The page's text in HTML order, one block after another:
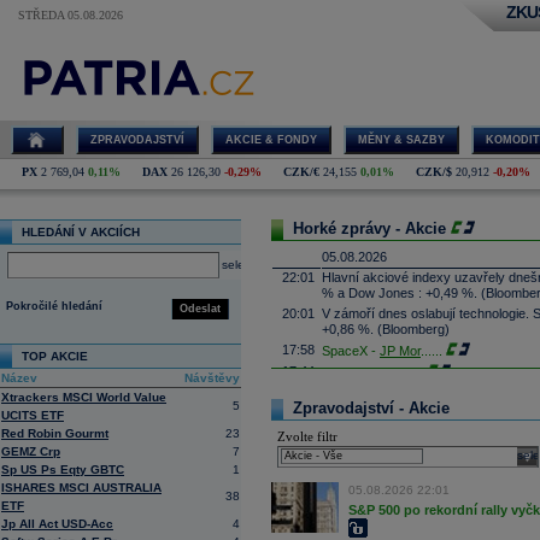
STŘEDA 05.08.2026
ZPRAVODAJSTVÍ AKCIE & FONDY MĚNY & SAZBY
PX 2 769,04 0,11% DAX 26 126,30 -0,29% CZK/€ 24,155 0,01% CZK/$ 20,912 -0,20%
HLEDÁNÍ V AKCIÍCH
select
Odeslat
Pokročilé hledání
TOP AKCIE
Název
Návštěvy
Xtrackers MSCI World Value
UCITS ETF
5
Red Robin Gourmt
23
GEMZ Crp
7
Sp US Ps Eqty GBTC
1
ISHARES MSCI AUSTRALIA
ETF
38
Jp All Act USD-Acc
4
Horké zprávy - Akcie
05.08.2026
22:01
Hlavní akciové indexy uzavřely
% a Dow Jones : +0,49 %.
20:01
V zámoří dnes oslabují technologie.
+0,86 %. (Bloomberg)
17:58 SpaceX - JP Mor......
17:44 Palantir Techno...
17:16 Booking.com - T...
17:08 CSG získala podíl v kanadské
systémy, technologie protivzdušné
výši podílu ale nesdělila. Cílem
prosadit je zejména na trzích
16:45
Arista Networks...
16:27
AMD-
Zpravodajství - Akcie
Zvolte filtr
05.08.2026 22:01
S&P 500 po rekordní rally